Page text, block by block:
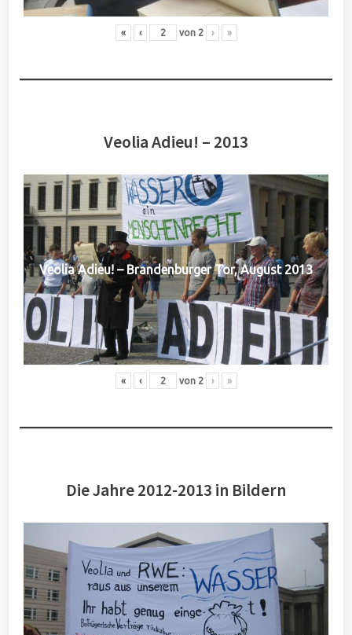
« ‹ von 2 › »
Veolia Adieu! – 2013
Veolia Adieu! – Brandenburger Tor, August 2013
« ‹ von 2 › »
Die Jahre 2012-2013 in Bildern